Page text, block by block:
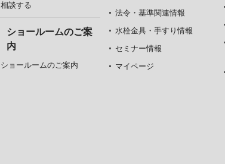
相談する
ショールームのご案
内
ショールームのご案内
法令・基準関連情報
水栓金具・手すり情報
セミナー情報
マイページ